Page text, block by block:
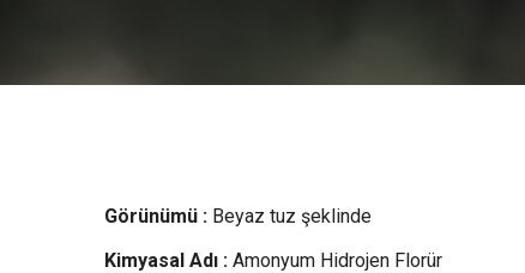
Görünümü : Beyaz tuz şeklinde
Kimyasal Adı : Amonyum Hidrojen Florür